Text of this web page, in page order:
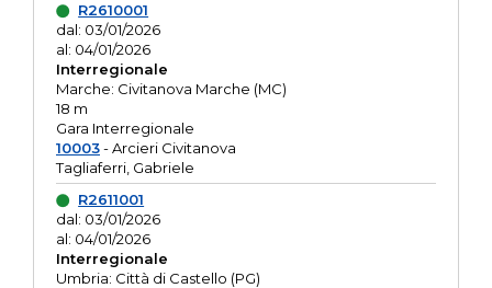
R2610001
dal: 03/01/2026
al: 04/01/2026
Interregionale
Marche: Civitanova Marche (MC)
18 m
Gara Interregionale
10003- Arcieri Civitanova
Tagliaferri, Gabriele
R2611001
dal: 03/01/2026
al: 04/01/2026
Interregionale
Umbria: Città di Castello (PG)